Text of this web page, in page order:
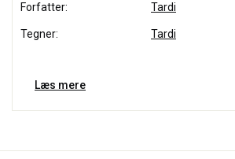
Forfatter: Tardi
Tegner: Tardi
Læs mere